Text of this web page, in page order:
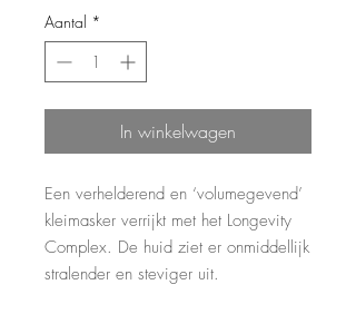
Aantal *
In winkelwagen
Een verhelderend en ‘volumegevend’
kleimasker verrijkt met het Longevity
Complex. De huid ziet er onmiddellijk
stralender en steviger uit.